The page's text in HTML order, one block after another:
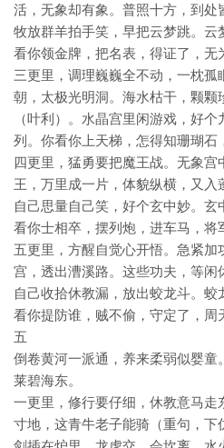
活，无象却有象。普照十方，到处
牧放群羊拍手笑，早把云梦跳。云
看你领金牌，把名表，得证了，无
三更里，调理巍巍全不动，一枕孤
朝，太极光明洞。海水枯干，颗颗
（叶利）。水晶宫里闲游戏，好
列。你看你上天梯，怎得知珊瑚石
四更里，猛勇要把魔王战。无象宫
王，万里成一片，体貌纵横，又入
自己思量自己笑，好个玄中妙。
看你士相卒，摆列炮，进车马，将
五更里，方醒自觉心开悟。急紧加
宫，透出漕溪路。这些功夫，等闲
自己收拾休教漏，放出蛟龙斗。
看你提防谁，贼不偷，守定了，周
五
倒卷黄河一派通，养来柔弱似婴童
莱碧海东。
一更里，修行要仔细，休教意马走
寸地，这青牛老子能骑（重句，下